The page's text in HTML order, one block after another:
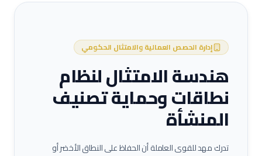
إدارة الحصص العمالية والامتثال الحكومي
هندسة الامتثال لنظام
نطاقات وحماية تصنيف
المنشأة
تدرك مهد للقوى العاملة أن الحفاظ على النطاق الأخضر أو